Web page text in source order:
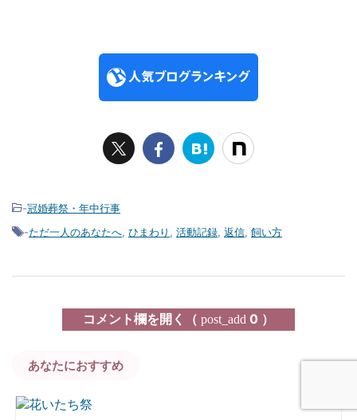
冠婚葬祭・年中行事
コメント欄を開く（ 0 ）